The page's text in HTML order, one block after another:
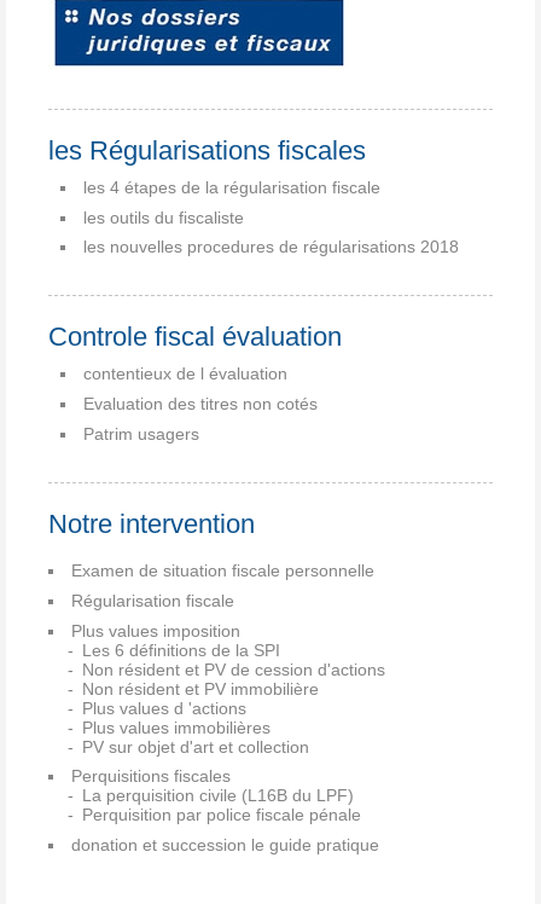
les Régularisations fiscales
les 4 étapes de la régularisation fiscale
les outils du fiscaliste
les nouvelles procedures de régularisations 2018
Controle fiscal évaluation
contentieux de l évaluation
Evaluation des titres non cotés
Patrim usagers
Notre intervention
Examen de situation fiscale personnelle
Régularisation fiscale
Plus values imposition
Les 6 définitions de la SPI
Non résident et PV de cession d'actions
Non résident et PV immobilière
Plus values d 'actions
Plus values immobilières
PV sur objet d'art et collection
Perquisitions fiscales
La perquisition civile (L16B du LPF)
Perquisition par police fiscale pénale
donation et succession le guide pratique